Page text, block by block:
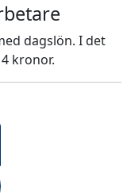
dagslön. I det
kronor.